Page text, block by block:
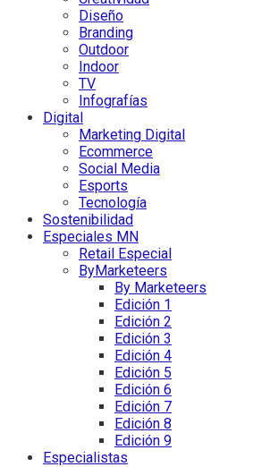
Diseño
Branding
Outdoor
Indoor
TV
Infografías
Digital
Marketing Digital
Ecommerce
Social Media
Esports
Tecnología
Sostenibilidad
Especiales MN
Retail Especial
ByMarketeers
By Marketeers
Edición 1
Edición 2
Edición 3
Edición 4
Edición 5
Edición 6
Edición 7
Edición 8
Edición 9
Especialistas